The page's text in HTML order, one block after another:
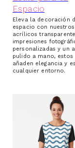
PAÑUELOS (1)
SUDADERAS
VESTIDOS (6)
VESTIDO
Espacio
Eleva la decoración
espacio con
acrílicos
impresiones
personalizadas y un
pulido a mano, estos
añaden elegancia y
cualquier entorno.